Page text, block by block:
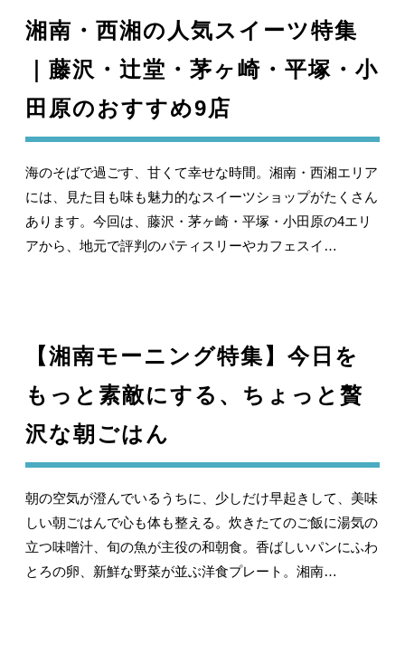
湘南・西湘の人気スイーツ特集
｜藤沢・辻堂・茅ヶ崎・平塚・小
田原のおすすめ9店
海のそばで過ごす、甘くて幸せな時間。湘南・西湘エリア
には、見た目も味も魅力的なスイーツショップがたくさん
あります。今回は、藤沢・茅ヶ崎・平塚・小田原の4エリ
アから、地元で評判のパティスリーやカフェスイ…
【湘南モーニング特集】今日を
もっと素敵にする、ちょっと贅
沢な朝ごはん
朝の空気が澄んでいるうちに、少しだけ早起きして、美味
しい朝ごはんで心も体も整える。炊きたてのご飯に湯気の
立つ味噌汁、旬の魚が主役の和朝食。香ばしいパンにふわ
とろの卵、新鮮な野菜が並ぶ洋食プレート。湘南…